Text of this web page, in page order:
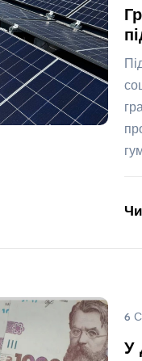
6
У